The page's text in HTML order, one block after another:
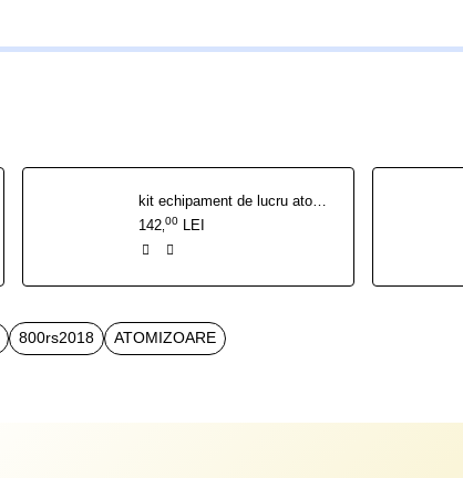
142 00 LEI
800rs2018 ATOMIZOARE